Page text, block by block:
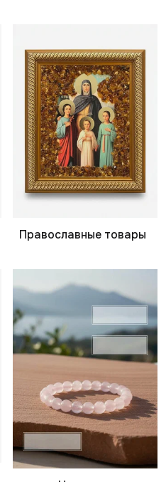
Православные товары